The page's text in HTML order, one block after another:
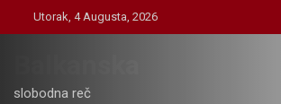
to
Utorak, 4 Augusta, 2026
slobodna reč